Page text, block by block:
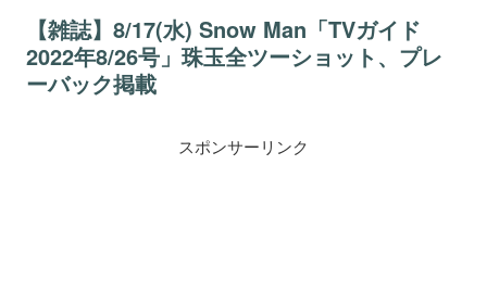
【雑誌】8/17(水) Snow Man「TVガイド
2022年8/26号」珠玉全ツーショット、プレ
ーバック掲載
スポンサーリンク